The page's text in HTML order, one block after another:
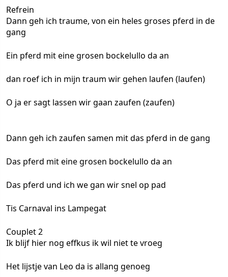
Refrein
Dann geh ich traume, von ein heles groses pferd in de
gang
Ein pferd mit eine grosen bockelullo da an
dan roef ich in mijn traum wir gehen laufen (laufen)
O ja er sagt lassen wir gaan zaufen (zaufen)
Dann geh ich zaufen samen mit das pferd in de gang
Das pferd mit eine grosen bockelullo da an
Das pferd und ich we gan wir snel op pad
Tis Carnaval ins Lampegat
Couplet 2
Ik blijf hier nog effkus ik wil niet te vroeg
Het lijstje van Leo da is allang genoeg